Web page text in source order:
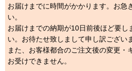
お届けまでに時間がかかります。お急
い。
お届けまでの納期が10日前後ほど要し
い。お待たせ致しまして申し訳ござい
また、お客様都合のご注文後の変更・
お受けできません。